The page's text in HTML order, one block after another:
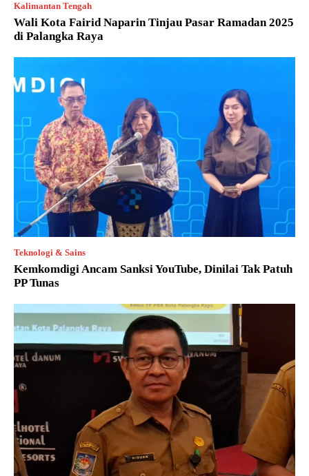
Kalimantan Tengah
Wali Kota Fairid Naparin Tinjau Pasar Ramadan 2025
di Palangka Raya
Teknologi & Sains
Kemkomdigi Ancam Sanksi YouTube, Dinilai Tak Patuh
PP Tunas